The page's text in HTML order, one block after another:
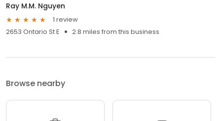
Ray M.M. Nguyen
1 review
2653 Ontario St E
2.8 miles from this business
Browse nearby